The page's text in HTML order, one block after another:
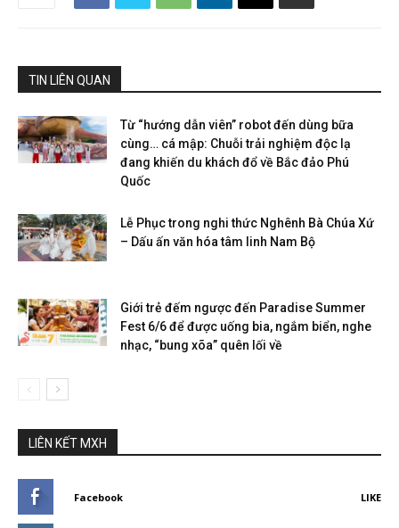
TIN LIÊN QUAN
Từ “hướng dẫn viên” robot đến dùng bữa
cùng… cá mập: Chuỗi trải nghiệm độc lạ
đang khiến du khách đổ về Bắc đảo Phú
Quốc
Lễ Phục trong nghi thức Nghênh Bà Chúa Xứ
– Dấu ấn văn hóa tâm linh Nam Bộ
Giới trẻ đếm ngược đến Paradise Summer
Fest 6/6 để được uống bia, ngắm biển, nghe
nhạc, “bung xõa” quên lối về
LIÊN KẾT MXH
Facebook LIKE